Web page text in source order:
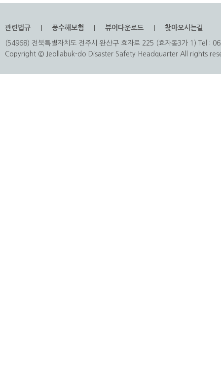
관련법규 풍수해보험 뷰어다운로드 찾아오시는길
(54968) 전북특별자치도 전주시 완산구 효자로 225 (효자동3가 1) Tel :
Copyright © Jeollabuk-do Disaster Safety Headquarter All rights